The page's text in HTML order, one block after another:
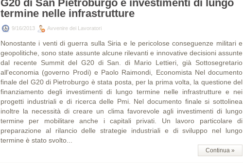
G20 di San Pietroburgo e investimenti di lungo
termine nelle infrastrutture
9/16/2013 Avvenire dei Lavoratori
Nonostante i venti di guerra sulla Siria e le pericolose conseguenze militari e
geopolitiche, sono state assunte alcune rilevanti e innovative decisioni assunte
dal recente Summit del G20 di San. di Mario Lettieri, già Sottosegretario
all'economia (governo Prodi) e Paolo Raimondi, Economista Nel documento
finale del G20 di Pietroburgo è stata posta, per la prima volta, la questione del
finanziamento degli investimenti di lungo termine nelle infrastrutture e nei
progetti industriali e di ricerca delle Pmi. Nel documento finale si sottolinea
inoltre la necessità di creare un clima favorevole agli investimenti di lungo
termine per mobilitare anche i capitali privati. Un lavoro particolare di
preparazione al rilancio delle strategie industriali e di sviluppo nel lungo
termine è stato svolto...
Continua »